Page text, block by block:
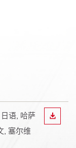
语, 哈萨
, 塞尔维
下载